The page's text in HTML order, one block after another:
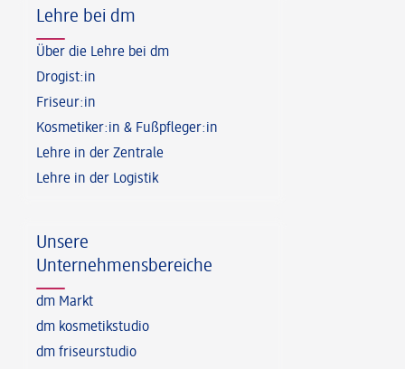
Lehre bei dm
Über die Lehre bei dm
Drogist:in
Friseur:in
Kosmetiker:in & Fußpfleger:in
Lehre in der Zentrale
Lehre in der Logistik
Unsere
Unternehmensbereiche
dm Markt
dm kosmetikstudio
dm friseurstudio